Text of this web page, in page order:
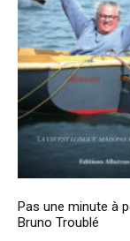
Pas une minute à
Bruno Troublé